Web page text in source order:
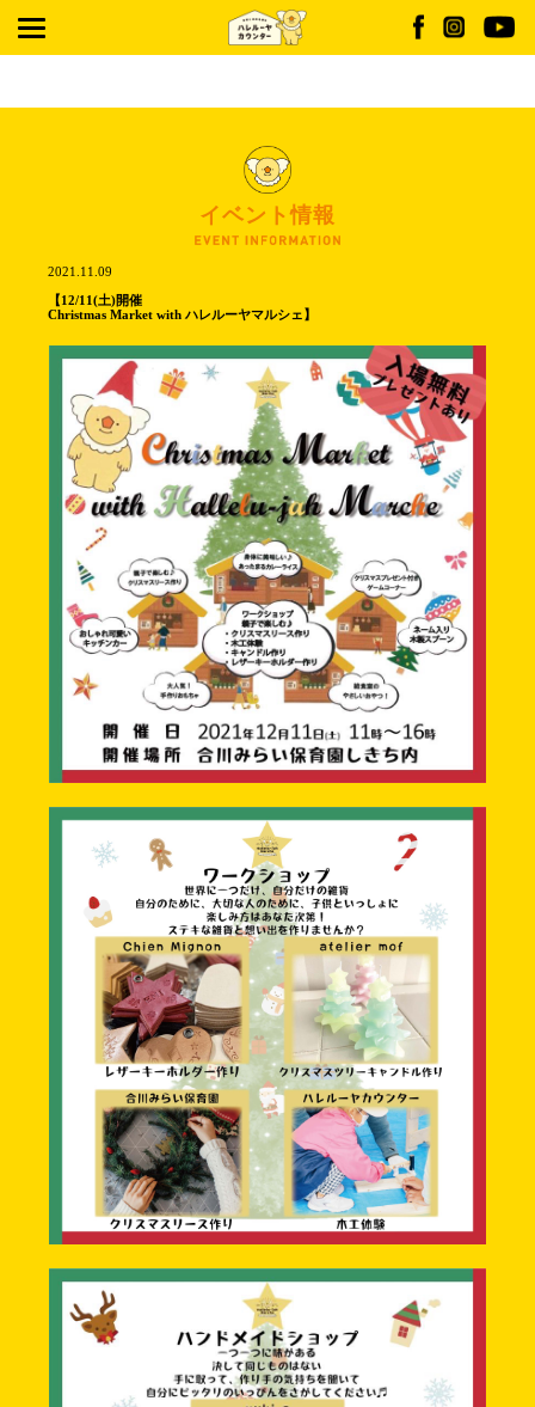
Warning : Undefined array key "post_type" in/home/r9322066/public_html/hallelu-
jah.jp/wp/wp-content/themes/HALLELUJAH/date.php
イベント情報
2021.11.09
【12/11(土)開催
Christmas Market with ハレルーヤマルシェ】